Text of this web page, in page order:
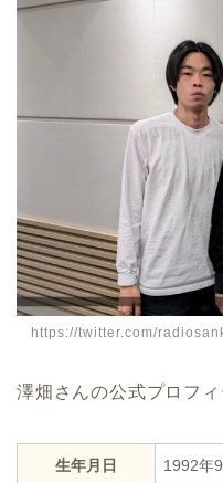
https://twitter.com/
澤畑さんの公式プロフィ
生年月日 1992年